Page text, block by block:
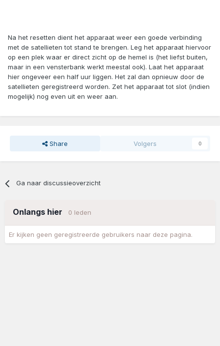
Na het resetten dient het apparaat weer een goede verbinding
met de satellieten tot stand te brengen. Leg het apparaat hiervoor
op een plek waar er direct zicht op de hemel is (het liefst buiten,
maar in een vensterbank werkt meestal ook). Laat het apparaat
hier ongeveer een half uur liggen. Het zal dan opnieuw door de
satellieten geregistreerd worden. Zet het apparaat tot slot (indien
mogelijk) nog even uit en weer aan.
Share Volgers 0
Ga naar discussieoverzicht
Onlangs hier 0 leden
Er kijken geen geregistreerde gebruikers naar deze pagina.